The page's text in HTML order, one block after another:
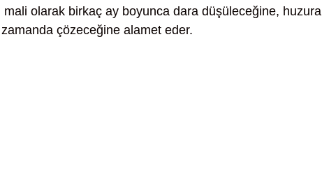
mali olarak birkaç ay boyunca dara düşüleceğine, huzura
çözeceğine alamet eder.